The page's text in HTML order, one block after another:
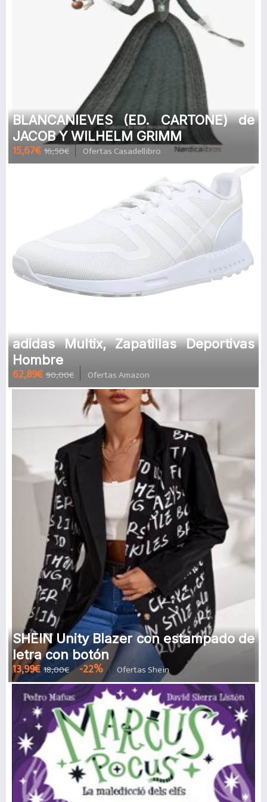
BLANCANIEVES (ED. CARTONE) de
JACOB Y WILHELM GRIMM
15,67€ 16,50€ Ofertas Casadellibro
adidas Multix, Zapatillas Deportivas
Hombre
62,89€ 90,00€ Ofertas Amazon
SHEIN Unity Blazer con estampado de
letra con botón
13,99€ 18,00€ -22% Ofertas Shein